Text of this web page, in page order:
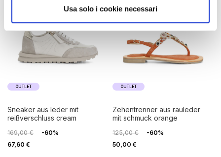
Usa solo i cookie necessari
OUTLET
sneaker aus leder mit
reißverschluss cream
169,00 €
-60%
67,60 €
OUTLET
zehentrenner aus rauleder
mit schmuck orange
125,00 €
-60%
50,00 €